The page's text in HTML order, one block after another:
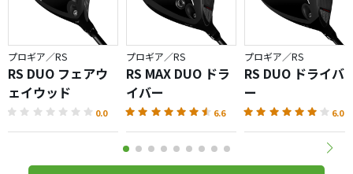
プロギア／RS
RS DUO フェアウ
ェイウッド
0.0
プロギア／RS
RS MAX DUO ドラ
イバー
6.6
プロギア／RS
RS DUO ドライバ
ー
6.0